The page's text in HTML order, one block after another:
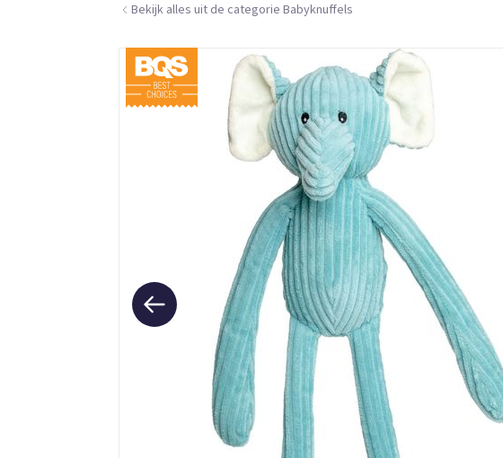
Bekijk alles uit de categorie Babyknuffels